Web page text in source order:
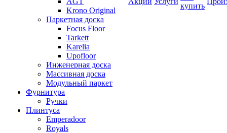
Krono Original
Паркетная доска
Focus Floor
Tarkett
Karelia
Upofloor
Инженерная доска
Массивная доска
Модульный паркет
Фурнитура
Ручки
Плинтуса
Emperadoor
Royals
купить